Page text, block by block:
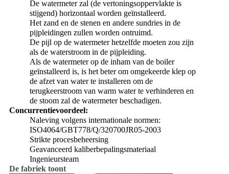
De watermeter zal (de vertoningsoppervlakte is
stijgend) horizontaal worden geïnstalleerd.
Het zand en de stenen en andere sundries in de
pijpleidingen zullen worden ontruimd.
De pijl op de watermeter hetzelfde moeten zou zijn
als de waterstroom in de pijpleiding.
Als de watermeter op de inham van de boiler
geïnstalleerd is, is het beter om omgekeerde klep op
de afzet van water te installeren om de
terugkeerstroom van warm water te verhinderen en
de stoom zal de watermeter beschadigen.
Concurrentievoordeel:
Naleving volgens internationale normen:
ISO4064/GBT778/Q/320700JR05-2003
Strikte procesbeheersing
Geavanceerd kaliberbepalingsmateriaal
Ingenieursteam
De fabriek toont